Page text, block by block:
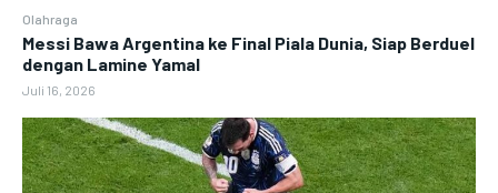
Olahraga
Messi Bawa Argentina ke Final Piala Dunia, Siap Berduel
dengan Lamine Yamal
Juli 16, 2026